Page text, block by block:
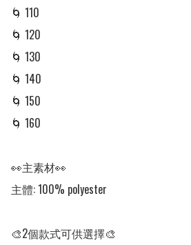
🌀 110
🌀 120
🌀 130
🌀 140
🌀 150
🌀 160
👀主素材👀
主體: 100% polyester
🎨2個款式可供選擇🎨